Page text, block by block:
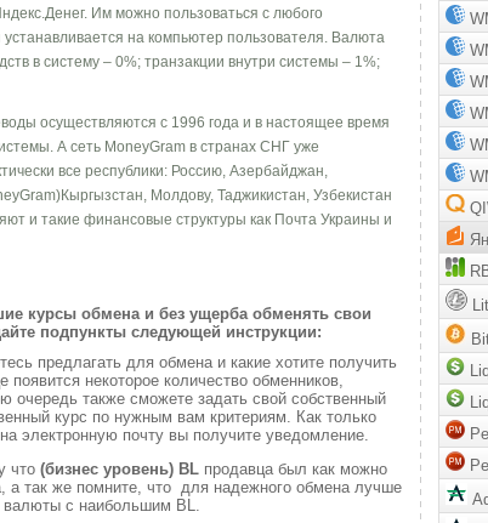
Им можно пользоваться с любого
на компьютер пользователя. Валюта
в систему – 0%; транзакции внутри системы – 1%;
осуществляются с 1996 года и в настоящее время
А сеть MoneyGram в странах СНГ уже
все республики: Россию, Азербайджан,
Молдову, Таджикистан, Узбекистан
и такие финансовые структуры как Почта Украины и
курсы обмена и без ущерба обменять свои
подпункты следующей инструкции:
предлагать для обмена и какие хотите получить
некоторое количество обменников,
очередь также сможете задать свой собственный
курс по нужным вам критериям. Как только
электронную почту вы получите уведомление.
что (бизнес уровень) BL продавца был как можно
а так же помните, что для надежного обмена лучше
валюты с наибольшим BL.